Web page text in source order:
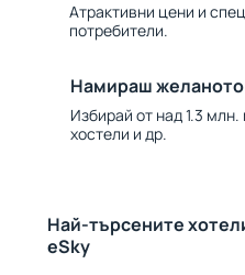
Атрактивни цени и
потребители.
Намираш желаното
Избирай от над 1.3
хостели и др.
Най-търсените
eSky